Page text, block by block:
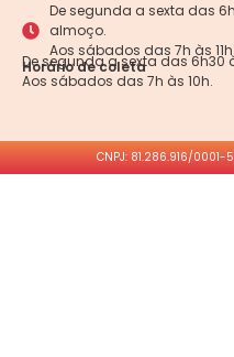
De segunda a sexta das
almoço.
Aos sábados das 7h às 11h.
Horário de coleta
De segunda a sexta das 6h30
Aos sábados das 7h às 10h.
CNPJ: 81.286.916/